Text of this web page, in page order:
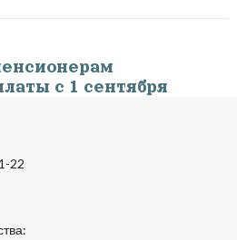
с 1 сентября
22